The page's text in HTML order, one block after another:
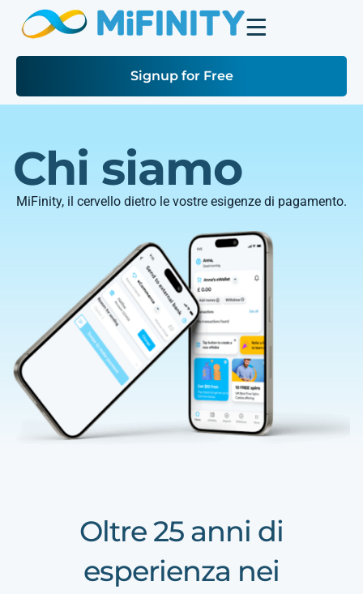
Signup for Free
Chi siamo
MiFinity, il cervello dietro le vostre esigenze di pagamento.
Oltre 25 anni di
esperienza nei